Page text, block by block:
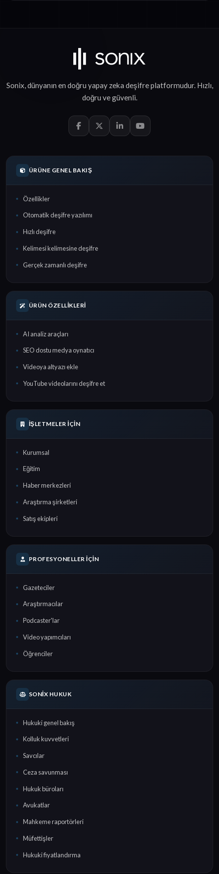
Sonix, dünyanın en doğru yapay zeka deşifreplatformudur. Hızlı,
doğru vegüvenli.
ÜRÜNE GENEL BAKIŞ
Özellikler
Otomatik deşifre yazılımı
Hızlı deşifre
Kelimesi kelimesine deşifre
Gerçek zamanlı deşifre
ÜRÜN ÖZELLIKLERI
AI analiz araçları
SEO dostu medya oynatıcı
Videoya altyazı ekle
YouTube videolarını deşifre et
İŞLETMELER İÇIN
Kurumsal
Eğitim
Haber merkezleri
Araştırma şirketleri
Satış ekipleri
PROFESYONELLER İÇIN
Gazeteciler
Araştırmacılar
Podcaster'lar
Video yapımcıları
Öğrenciler
SONIX HUKUK
Hukuki genel bakış
Kolluk kuvvetleri
Savcılar
Ceza savunması
Hukuk büroları
Avukatlar
Mahkeme raportörleri
Müfettişler
Hukuki fiyatlandırma